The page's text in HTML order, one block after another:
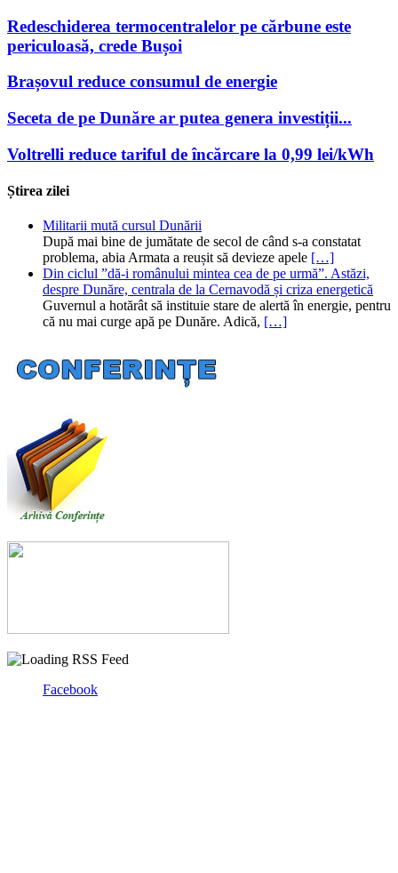
Redeschiderea termocentralelor pe cărbune este
periculoasă, crede Bușoi
Brașovul reduce consumul de energie
Seceta de pe Dunăre ar putea genera investiții...
Voltrelli reduce tariful de încărcare la 0,99 lei/kWh
Știrea zilei
Militarii mută cursul Dunării
După mai bine de jumătate de secol de când s-a constatat
problema, abia Armata a reușit să devieze apele […]
Din ciclul ”dă-i românului mintea cea de pe urmă”. Astăzi,
despre Dunăre, centrala de la Cernavodă și criza energetică
Guvernul a hotărât să instituie stare de alertă în energie, pentru
că nu mai curge apă pe Dunăre. Adică, […]
Facebook